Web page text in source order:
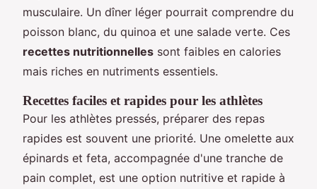
musculaire. Un dîner léger pourrait comprendre du
poisson blanc, du quinoa et une salade verte. Ces
recettes nutritionnelles sont faibles en calories
mais riches en nutriments essentiels.
Recettes faciles et rapides pour les athlètes
Pour les athlètes pressés, préparer des repas
rapides est souvent une priorité. Une omelette aux
épinards et feta, accompagnée d'une tranche de
pain complet, est une option nutritive et rapide à